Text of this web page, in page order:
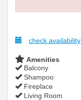
check availability
Amenities
Balcony
Shampoo
Fireplace
Living Room